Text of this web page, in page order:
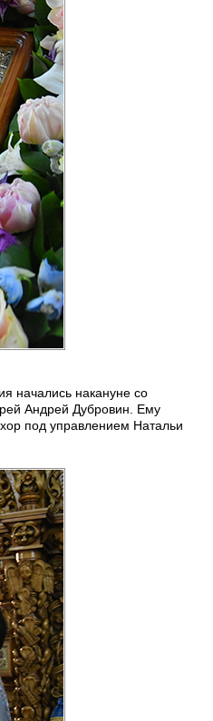
начались накануне со
Андрей Дубровин. Ему
под управлением Натальи